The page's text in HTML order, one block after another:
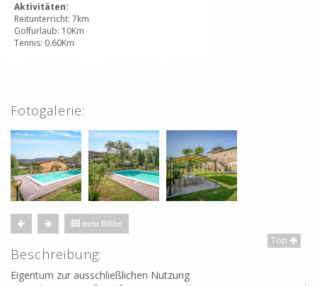
Aktivitäten:
Reitunterricht: 7km
Golfurlaub: 10Km
Tennis: 0.60Km
Fotogalerie:
mehr Bilder
Top
Beschreibung:
Eigentum zur ausschließlichen Nutzung